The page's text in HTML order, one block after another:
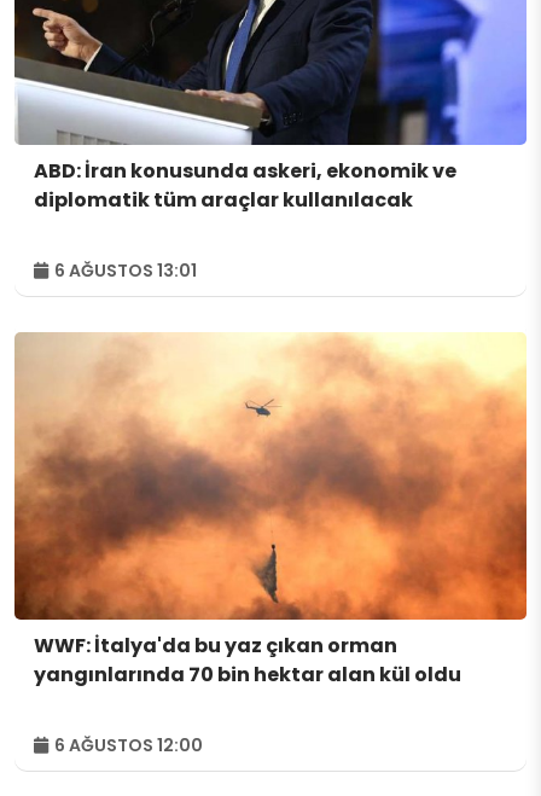
ABD: İran konusunda askeri, ekonomik ve
diplomatik tüm araçlar kullanılacak
6 AĞUSTOS 13:01
WWF: İtalya'da bu yaz çıkan orman
yangınlarında 70 bin hektar alan kül oldu
6 AĞUSTOS 12:00